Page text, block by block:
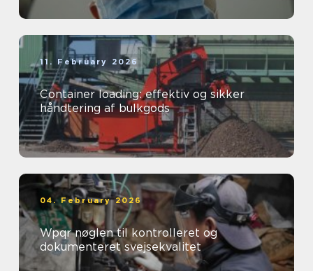
11. February 2026
Container loading: effektiv og sikker
håndtering af bulkgods
04. February 2026
Wpqr nøglen til kontrolleret og
dokumenteret svejsekvalitet